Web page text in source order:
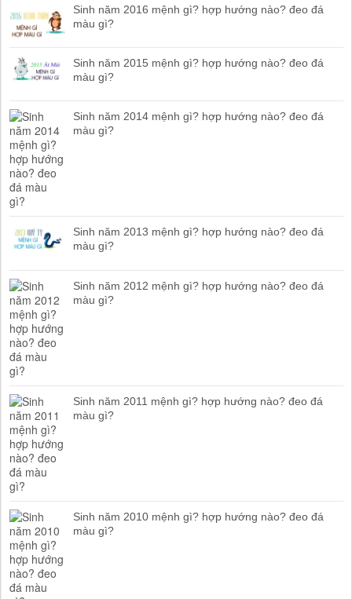
Sinh năm 2016 mệnh gì? hợp hướng nào? đeo đá
màu gì?
Sinh năm 2015 mệnh gì? hợp hướng nào? đeo đá
màu gì?
Sinh năm 2014 mệnh gì? hợp hướng nào? đeo đá
màu gì?
Sinh năm 2013 mệnh gì? hợp hướng nào? đeo đá
màu gì?
Sinh năm 2012 mệnh gì? hợp hướng nào? đeo đá
màu gì?
Sinh năm 2011 mệnh gì? hợp hướng nào? đeo đá
màu gì?
Sinh năm 2010 mệnh gì? hợp hướng nào? đeo đá
màu gì?